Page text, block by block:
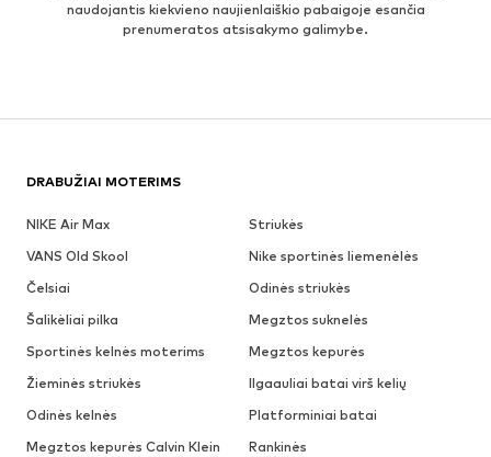
naudojantis kiekvieno naujienlaiškio pabaigoje esančia
prenumeratos atsisakymo galimybe.
DRABUŽIAI MOTERIMS
NIKE Air Max
Striukės
VANS Old Skool
Nike sportinės liemenėlės
Čelsiai
Odinės striukės
Šalikėliai pilka
Megztos suknelės
Sportinės kelnės moterims
Megztos kepurės
Žieminės striukės
Ilgaauliai batai virš kelių
Odinės kelnės
Platforminiai batai
Megztos kepurės Calvin Klein
Rankinės